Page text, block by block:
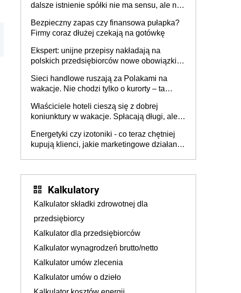
dalsze istnienie spółki nie ma sensu, ale nie
Bezpieczny zapas czy finansowa pułapka?
Firmy coraz dłużej czekają na gotówkę
Ekspert: unijne przepisy nakładają na
polskich przedsiębiorców nowe obowiązki w
Sieci handlowe ruszają za Polakami na
wakacje. Nie chodzi tylko o kurorty – ta
tam, gdzie wielu spędzi urlop po cichu
Właściciele hoteli cieszą się z dobrej
koniunktury w wakacje. Spłacają długi, ale
Energetyki czy izotoniki - co teraz chętniej
kupują klienci, jakie marketingowe działania
Kalkulatory
Kalkulator składki zdrowotnej dla
przedsiębiorcy
Kalkulator dla przedsiębiorców
Kalkulator wynagrodzeń brutto/netto
Kalkulator umów zlecenia
Kalkulator umów o dzieło